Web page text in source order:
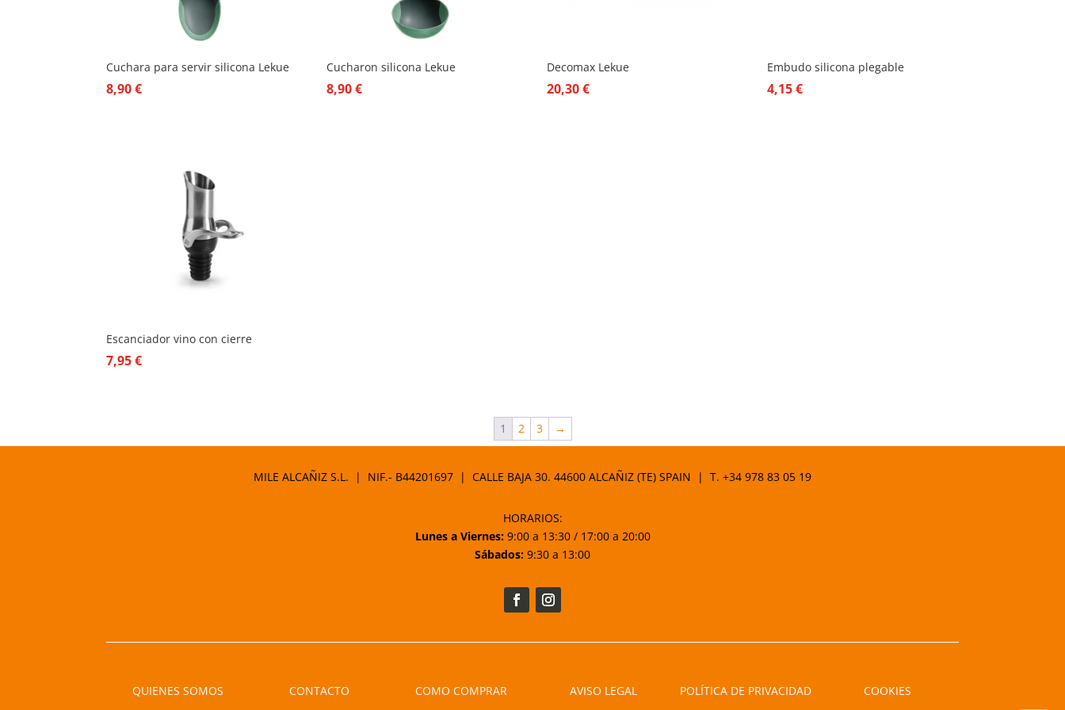
Cuchara para servir silicona Lekue
8,90€
Cucharon silicona Lekue
8,90€
Decomax Lekue
20,30€
Embudo silicona plegable
4,15€
Escanciador vino con cierre
7,95€
1 2 3 →
MILE ALCAÑIZ S.L. | NIF.- B44201697 | CALLE BAJA 30. 44600 ALCAÑIZ (TE) SPAIN | T. +34 978 83 05 19
HORARIOS:
Lunes a Viernes:9:00 a 13:30 / 17:00 a 20:00
Sábados: 9:30 a 13:00
QUIENES SOMOS CONTACTO COMO COMPRAR AVISO LEGAL POLÍTICA DE PRIVACIDAD COOKIES